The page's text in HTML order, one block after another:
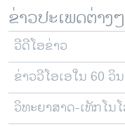
ຂ່າວປະເພດຕ່າງໆ
ວີດີໂອຂ່າວ
ຂ່າວວີໂອເອໃນ 60 ວິ
ວິທະຍາສາດ-ເທັກໂນ